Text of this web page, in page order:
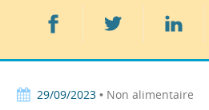
Partager
Partager
29/09/2023 • Non alimentaire